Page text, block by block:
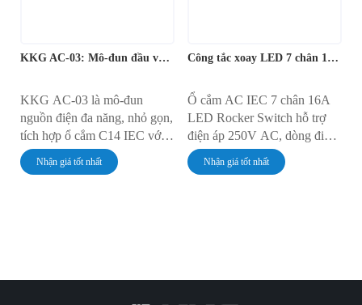
KKG AC-03: Mô-đun đầu vào IEC có cầu chì và chuyển mạch
KKG AC-03 là mô-đun
nguồn điện đa năng, nhỏ gọn,
tích hợp ổ cắm C14 IEC với
công tắc gạt và giá đỡ cầu chì
tích hợp. Ổ cắm gắn tường
hóa việc lắp đặt, lý tưởng cho
Nhận giá tốt nhất
Công tắc xoay LED 7 chân 16A Ổ cắm IEC AC
Ổ cắm AC IEC 7 chân 16A
LED Rocker Switch hỗ trợ
điện áp 250V AC, dòng điện
10A/16A, độ bền điện môi
AC2000V và cách điện
Nhận giá tốt nhất